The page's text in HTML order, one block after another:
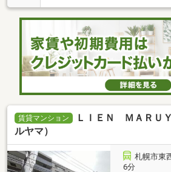
賃貸マンション
ＬＩＥＮ ＭＡＲＵ
ルヤマ）
札幌市東
6分